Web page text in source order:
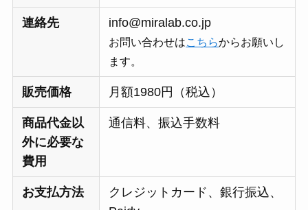
連絡先 info@miralab.co.jp
お問い合わせはこちらからお願いし
ます。
販売価格 月額1980円（税込）
商品代金以
外に必要な
費用
通信料、振込手数料
お支払方法
クレジットカード、銀行振込、